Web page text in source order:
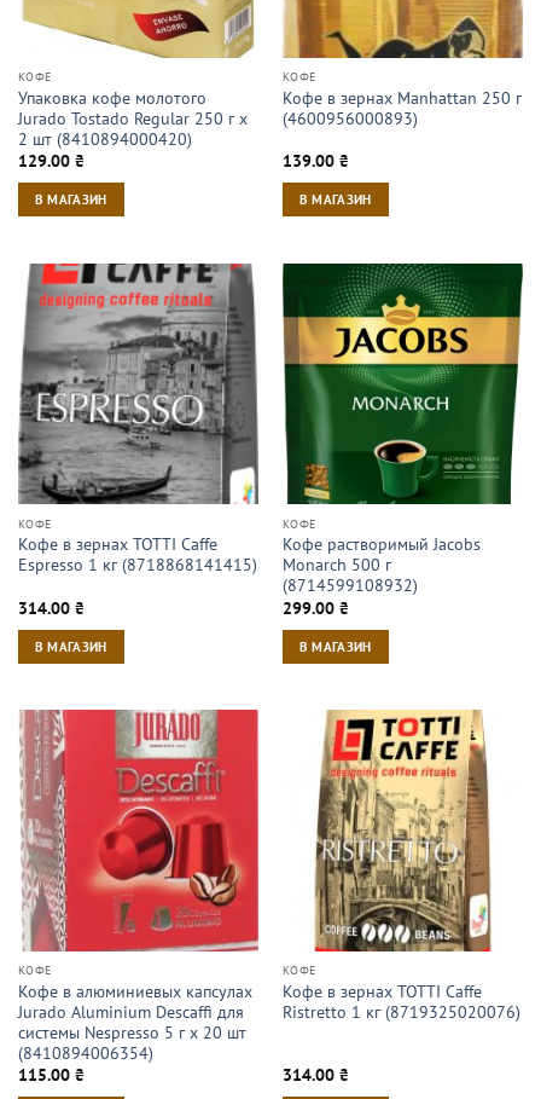
КОФЕ
Упаковка кофе молотого
Jurado Tostado Regular 250 г х
2 шт (8410894000420)
129.00 ₴
В МАГАЗИН
КОФЕ
Кофе в зернах Manhattan 250 г
(4600956000893)
139.00 ₴
В МАГАЗИН
КОФЕ
Кофе в зернах TOTTI Caffe
Espresso 1 кг (8718868141415)
314.00 ₴
В МАГАЗИН
КОФЕ
Кофе растворимый Jacobs
Monarch 500 г
(8714599108932)
299.00 ₴
В МАГАЗИН
КОФЕ
Кофе в алюминиевых капсулах
Jurado Aluminium Descaffi для
системы Nespresso 5 г х 20 шт
(8410894006354)
115.00 ₴
КОФЕ
Кофе в зернах TOTTI Caffe
Ristretto 1 кг (8719325020076)
314.00 ₴